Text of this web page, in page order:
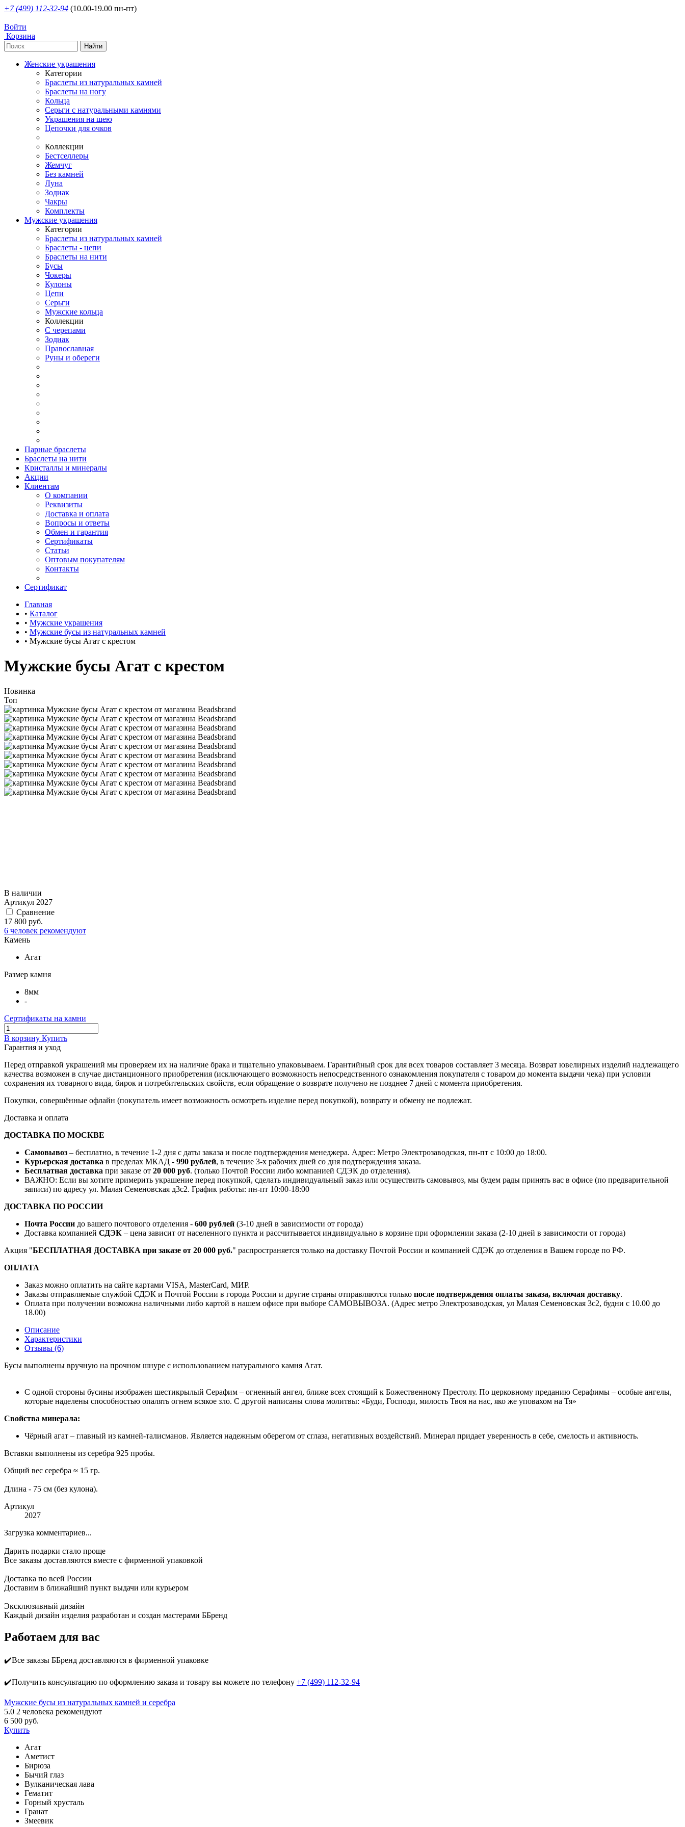
+7 (499) 112-32-94 (10.00-19.00 пн-пт)
Войти
Корзина
Женские украшения
Категории
Браслеты из натуральных камней
Браслеты на ногу
Кольца
Серьги с натуральными камнями
Украшения на шею
Цепочки для очков
Коллекции
Бестселлеры
Жемчуг
Без камней
Луна
Зодиак
Чакры
Комплекты
Мужские украшения
Категории
Браслеты из натуральных камней
Браслеты - цепи
Браслеты на нити
Бусы
Чокеры
Кулоны
Цепи
Серьги
Мужские кольца
Коллекции
С черепами
Зодиак
Православная
Руны и обереги
Парные браслеты
Браслеты на нити
Кристаллы и минералы
Акции
Клиентам
О компании
Реквизиты
Доставка и оплата
Вопросы и ответы
Обмен и гарантия
Сертификаты
Статьи
Оптовым покупателям
Контакты
Сертификат
Главная
• Каталог
• Мужские украшения
• Мужские бусы из натуральных камней
• Мужские бусы Агат с крестом
Мужские бусы Агат с крестом
Новинка
Топ
В наличии
Артикул 2027
Сравнение
17 800 руб.
6 человек рекомендуют
Камень
Агат
Размер камня
8мм
-
Сертификаты на камни
В корзину Купить
Гарантия и уход
Перед отправкой украшений мы проверяем их на наличие брака и тщательно упаковываем. Гарантийный срок для всех товаров составляет 3 месяца. Возврат ювелирных изделий надлежащего
качества возможен в случае дистанционного приобретения (исключающего возможность непосредственного ознакомления покупателя с товаром до момента выдачи чека) при условии
сохранения их товарного вида, бирок и потребительских свойств, если обращение о возврате получено не позднее 7 дней с момента приобретения.
Покупки, совершённые офлайн (покупатель имеет возможность осмотреть изделие перед покупкой), возврату и обмену не подлежат.
Доставка и оплата
ДОСТАВКА ПО МОСКВЕ
Самовывоз – бесплатно, в течение 1-2 дня с даты заказа и после подтверждения менеджера. Адрес: Метро Электрозаводская, пн-пт с 10:00 до 18:00.
Курьерская доставка в пределах МКАД - 990 рублей, в течение 3-х рабочих дней со дня подтверждения заказа.
Бесплатная доставка при заказе от 20 000 руб. (только Почтой России либо компанией СДЭК до отделения).
ВАЖНО: Если вы хотите примерить украшение перед покупкой, сделать индивидуальный заказ или осуществить самовывоз, мы будем рады принять вас в офисе (по предварительной
записи) по адресу ул. Малая Семеновская д3с2. График работы: пн-пт 10:00-18:00
ДОСТАВКА ПО РОССИИ
Почта России до вашего почтового отделения - 600 рублей (3-10 дней в зависимости от города)
Доставка компанией СДЭК – цена зависит от населенного пункта и рассчитывается индивидуально в корзине при оформлении заказа (2-10 дней в зависимости от города)
Акция "БЕСПЛАТНАЯ ДОСТАВКА при заказе от 20 000 руб." распространяется только на доставку Почтой России и компанией СДЭК до отделения в Вашем городе по РФ.
ОПЛАТА
Заказ можно оплатить на сайте картами VISA, MasterCard, МИР.
Заказы отправляемые службой СДЭК и Почтой России в города России и другие страны отправляются только после подтверждения оплаты заказа, включая доставку.
Оплата при получении возможна наличными либо картой в нашем офисе при выборе САМОВЫВОЗА. (Адрес метро Электрозаводская, ул Малая Семеновская 3с2, будни с 10.00 до
18.00)
Описание
Характеристики
Отзывы (6)
Бусы выполнены вручную на прочном шнуре с использованием натурального камня Агат.
С одной стороны бусины изображен шестикрылый Серафим – огненный ангел, ближе всех стоящий к Божественному Престолу. По церковному преданию Серафимы – особые ангелы,
которые наделены способностью опалять огнем всякое зло. С другой написаны слова молитвы: «Буди, Господи, милость Твоя на нас, яко же уповахом на Тя»
Свойства минерала:
Чёрный агат – главный из камней-талисманов. Является надежным оберегом от сглаза, негативных воздействий. Минерал придает уверенность в себе, смелость и активность.
Вставки выполнены из серебра 925 пробы.
Общий вес серебра ≈ 15 гр.
Длина - 75 см (без кулона).
Артикул
2027
Загрузка комментариев...
Дарить подарки стало проще
Все заказы доставляются вместе c фирменной упаковкой
Доставка по всей России
Доставим в ближайший пункт выдачи или курьером
Эксклюзивный дизайн
Каждый дизайн изделия разработан и создан мастерами ББренд
Работаем для вас
✔️Все заказы ББренд доставляются в фирменной упаковке
✔️Получить консультацию по оформлению заказа и товару вы можете по телефону +7 (499) 112-32-94
Мужские бусы из натуральных камней и серебра
5.0 2 человека рекомендуют
6 500 руб.
Купить
Агат
Аметист
Бирюза
Бычий глаз
Вулканическая лава
Гематит
Горный хрусталь
Гранат
Змеевик